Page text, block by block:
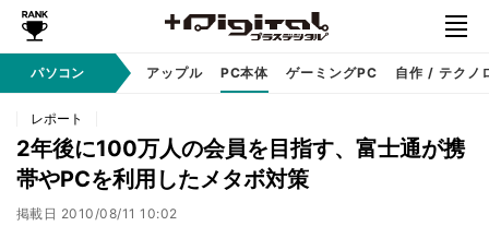
パソコンWindows アップル PC本体 ゲーミングPC 自作 / テクノ
レポート
2年後に100万人の会員を目指す、富士通が携
帯やPCを利用したメタボ対策
掲載日 2010/08/11 10:02